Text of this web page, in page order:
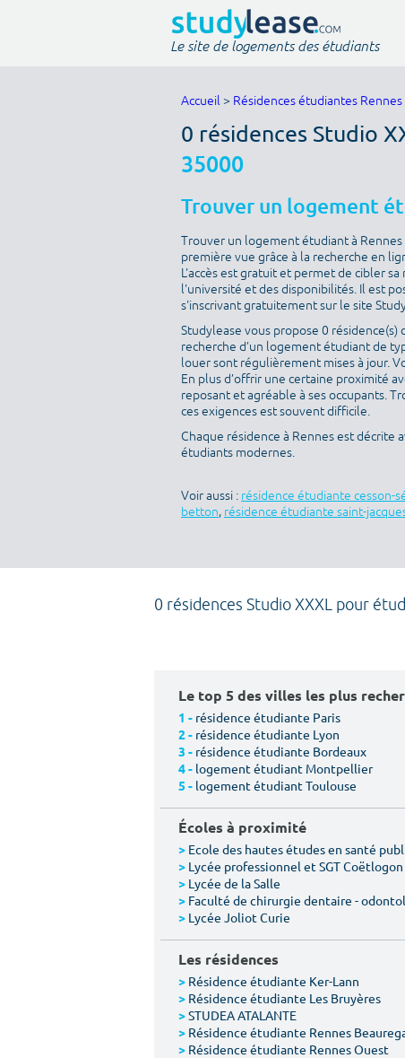
Le site de logements des étudiants
Accueil > Résidences étudiantes Rennes
0 résidences Studio
35000
Trouver un logement
Trouver un logement étudiant à
première vue grâce à la recherche en
L'accès est gratuit et permet de cibler
l'université et des disponibilités. Il est
s'inscrivant gratuitement sur le site
Studylease vous propose 0 résidence(s)
recherche d’un logement étudiant de
louer sont régulièrement mises à jour.
En plus d’offrir une certaine proximité
reposant et agréable à ses occupants.
ces exigences est souvent difficile.
Chaque résidence à Rennes est décrite
étudiants modernes.
Voir aussi : résidence étudiante cesson-
betton, résidence étudiante saint-
0 résidences Studio XXXL pour
Le top 5 des villes les plus
1 - résidence étudiante Paris
2 - résidence étudiante Lyon
3 - résidence étudiante Bordeaux
4 - logement étudiant Montpellier
5 - logement étudiant Toulouse
Écoles à proximité
> Ecole des hautes études en santé
> Lycée professionnel et SGT Coëtlogon
> Lycée de la Salle
> Faculté de chirurgie dentaire -
> Lycée Joliot Curie
Les résidences
> Résidence étudiante Ker-Lann
> Résidence étudiante Les Bruyères
>STUDEA ATALANTE
> Résidence étudiante Rennes
> Résidence étudiante Rennes Ouest